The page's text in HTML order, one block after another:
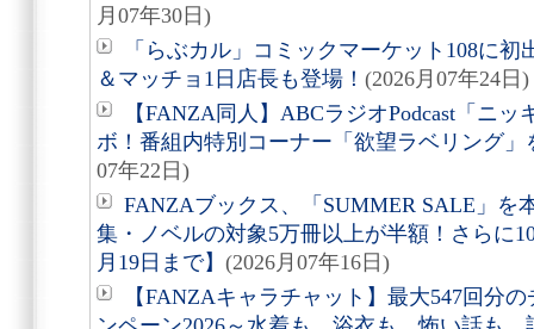
月07年30日)
「らぶカル」コミックマーケット108に
＆マッチョ1日店長も登場！ (2026月07年24日)
【FANZA同人】ABCラジオPodcast「ニ
ボ！番組内特別コーナー「欲望ラベリング」
07年22日)
FANZAブックス、「SUMMER SALE」を
集・ノベルの対象5万冊以上が半額！さらに
月19日まで】 (2026月07年16日)
【FANZAキャラチャット】最大547回分